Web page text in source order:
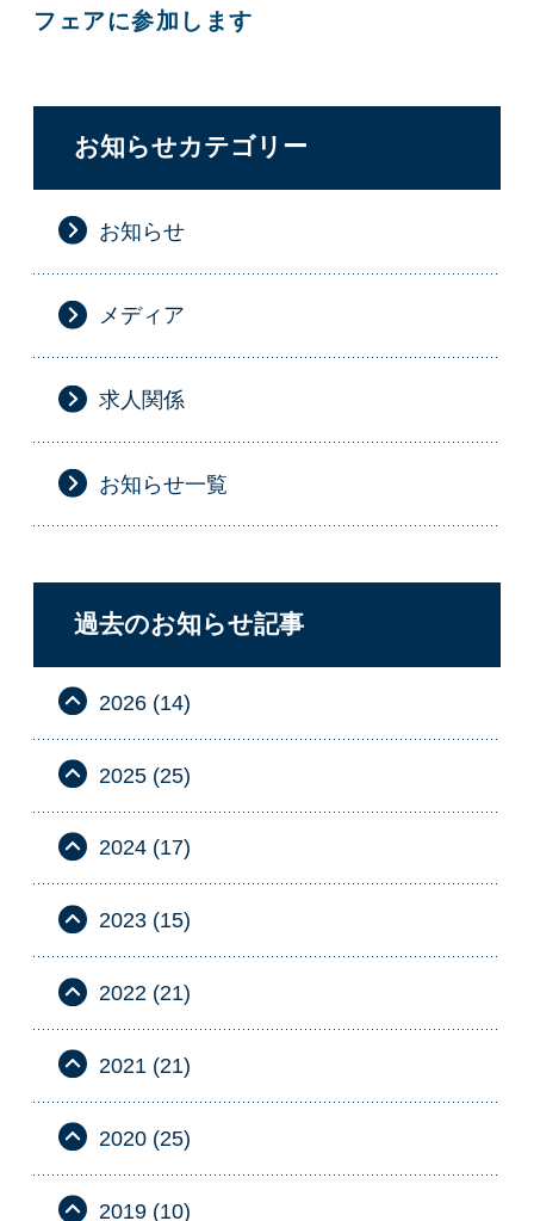
フェアに参加します
お知らせカテゴリー
お知らせ
メディア
求人関係
お知らせ一覧
過去のお知らせ記事
2026 (14)
2025 (25)
2024 (17)
2023 (15)
2022 (21)
2021 (21)
2020 (25)
2019 (10)